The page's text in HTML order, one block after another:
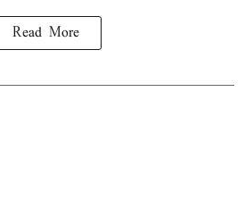
Read More